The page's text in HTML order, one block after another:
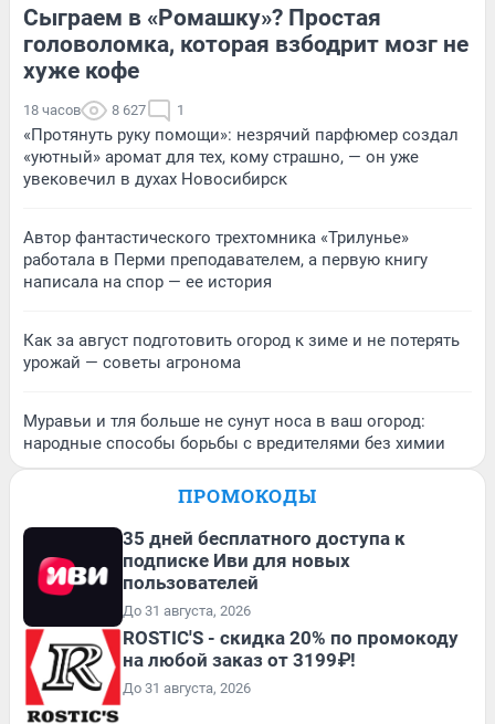
Сыграем в «Ромашку»? Простая
головоломка, которая взбодрит мозг не
хуже кофе
18 часов 8 627 1
«Протянуть руку помощи»: незрячий парфюмер создал
«уютный» аромат для тех, кому страшно, — он уже
увековечил в духах Новосибирск
Автор фантастического трехтомника «Трилунье»
работала в Перми преподавателем, а первую книгу
написала на спор — ее история
Как за август подготовить огород к зиме и не потерять
урожай — советы агронома
Муравьи и тля больше не сунут носа в ваш огород:
народные способы борьбы с вредителями без химии
ПРОМОКОДЫ
35 дней бесплатного доступа к
подписке Иви для новых
пользователей
До 31 августа, 2026
ROSTIC'S - скидка 20% по промокоду
на любой заказ от 3199₽!
До 31 августа, 2026